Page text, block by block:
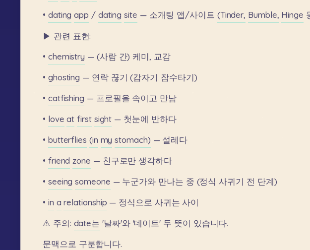
• dating app / dating site — 소개팅 앱/사이트 (Tinder, Bumble, Hinge
▶ 관련 표현:
• chemistry — (사람 간) 케미, 교감
• ghosting — 연락 끊기 (갑자기 잠수타기)
• catfishing — 프로필을 속이고 만남
• love at first sight — 첫눈에 반하다
• butterflies (in my stomach) — 설레다
• friend zone — 친구로만 생각하다
• seeing someone — 누군가와 만나는 중 (정식 사귀기 전 단계)
• in a relationship — 정식으로 사귀는 사이
⚠️ 주의: date는 '날짜'와 '데이트' 두 뜻이 있습니다.
문맥으로 구분합니다.